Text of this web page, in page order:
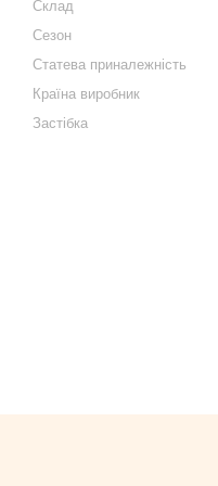
Склад
Сезон
Статева приналежність
Країна виробник
Застібка